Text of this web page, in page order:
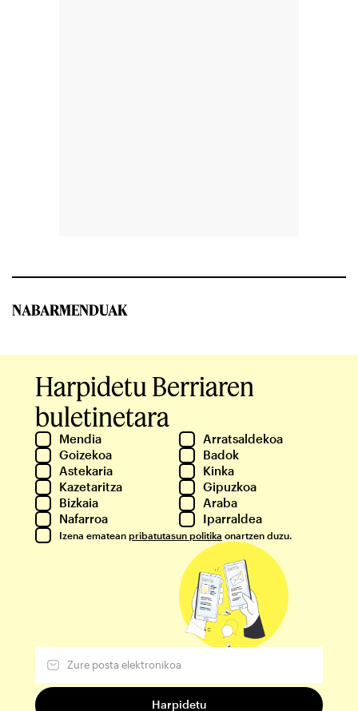
NABARMENDUAK
Harpidetu Berriaren
buletinetara
Mendia
Arratsaldekoa
Goizekoa
Badok
Astekaria
Kinka
Kazetaritza
Gipuzkoa
Bizkaia
Araba
Nafarroa
Iparraldea
Izena ematean pribatutasun politika onartzen duzu.